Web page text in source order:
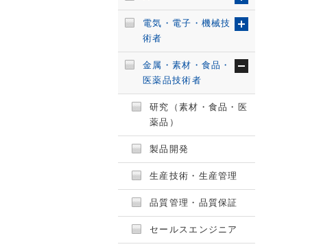
電気・電子・機械技
術者
金属・素材・食品・
医薬品技術者
研究（素材・食品・医
薬品）
製品開発
生産技術・生産管理
品質管理・品質保証
セールスエンジニア